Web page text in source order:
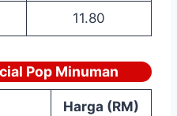
11.80
Pop Minuman
Harga (RM)